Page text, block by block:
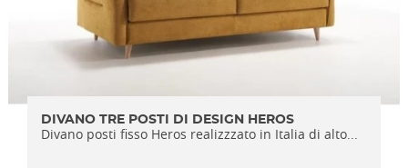
DIVANO TRE POSTI DI DESIGN HEROS
Divano posti fisso Heros realizzzato in Italia di alto...